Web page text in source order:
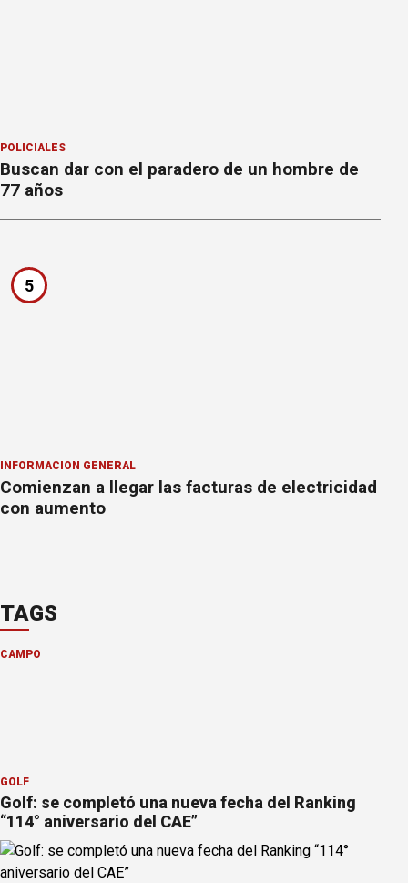
POLICIALES
Buscan dar con el paradero de un hombre de
77 años
5
INFORMACION GENERAL
Comienzan a llegar las facturas de electricidad
con aumento
TAGS
CAMPO
GOLF
Golf: se completó una nueva fecha del Ranking
“114° aniversario del CAE”